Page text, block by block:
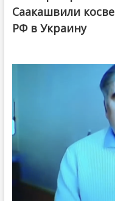
Саакашвили
РФ в Украину